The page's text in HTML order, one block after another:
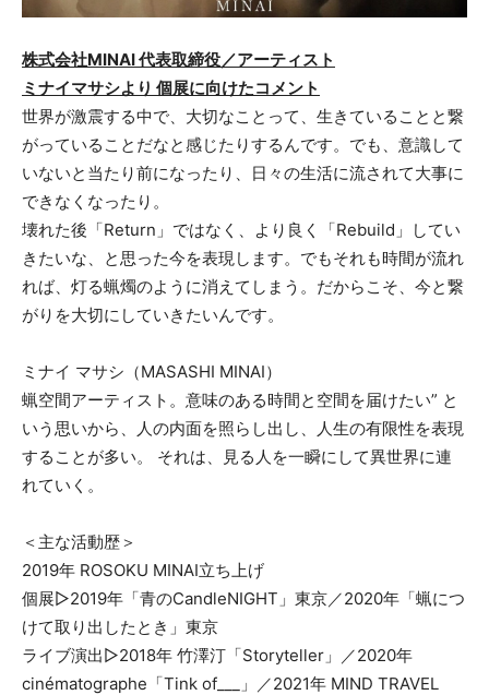
株式会社MINAI 代表取締役／アーティスト
ミナイマサシより 個展に向けたコメント
世界が激震する中で、大切なことって、生きていることと繋
がっていることだなと感じたりするんです。でも、意識して
いないと当たり前になったり、日々の生活に流されて大事に
できなくなったり。
壊れた後「Return」ではなく、より良く「Rebuild」してい
きたいな、と思った今を表現します。でもそれも時間が流れ
れば、灯る蝋燭のように消えてしまう。だからこそ、今と繋
がりを大切にしていきたいんです。
ミナイ マサシ（MASASHI MINAI）
​蝋空間アーティスト。意味のある時間と空間を届けたい” と
いう思いから、人の内面を照らし出し、人生の有限性を表現
することが多い。 それは、見る人を一瞬にして異世界に連
れていく。
＜主な活動歴＞
2019年 ROSOKU MINAI立ち上げ
個展▷2019年「青のCandleNIGHT」東京／2020年「蝋につ
けて取り出したとき」東京
ライブ演出▷2018年 竹澤汀「Storyteller」／2020年
cinématographe「Tink of___」／2021年 MIND TRAVEL